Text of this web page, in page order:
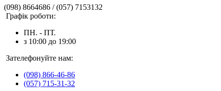
(098) 8664686 / (057) 7153132
Графік роботи:
ПН. - ПТ.
з 10:00 до 19:00
Зателефонуйте нам:
(098) 866-46-86
(057) 715-31-32